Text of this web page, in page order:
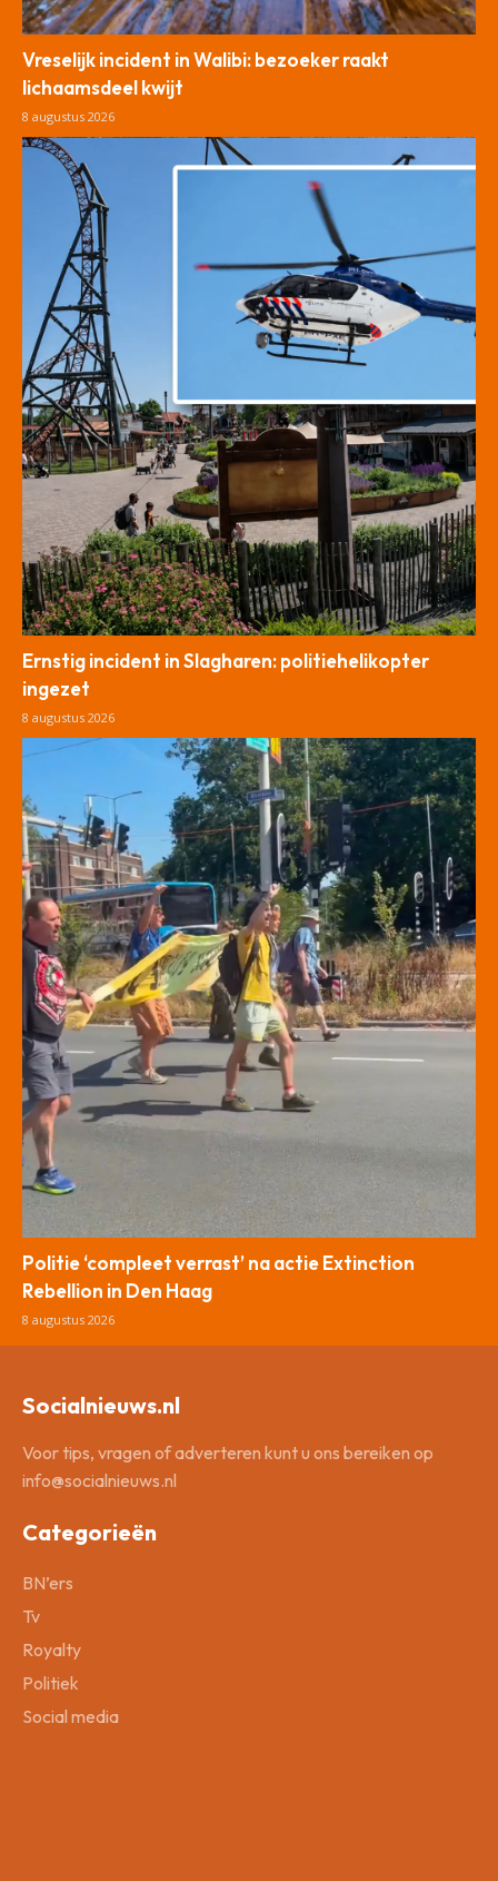
Vreselijk incident in Walibi: bezoeker raakt
lichaamsdeel kwijt
8 augustus 2026
Ernstig incident in Slagharen: politiehelikopter
ingezet
8 augustus 2026
Politie ‘compleet verrast’ na actie Extinction
Rebellion in Den Haag
8 augustus 2026
Socialnieuws.nl
Voor tips, vragen of adverteren kunt u ons bereiken op
info@socialnieuws.nl
Categorieën
BN’ers
Tv
Royalty
Politiek
Social media